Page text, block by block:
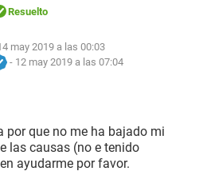
Resuelto
may 2019 a las 00:03
- 12 may 2019 a las 07:04
por que no me ha bajado mi
las causas (no e tenido
ayudarme por favor.